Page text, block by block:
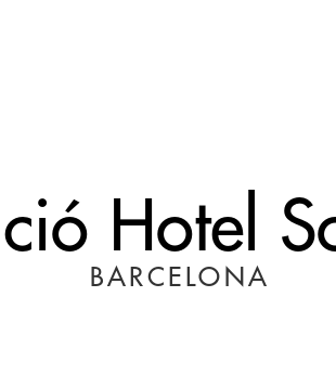
Hotel
BARCELONA